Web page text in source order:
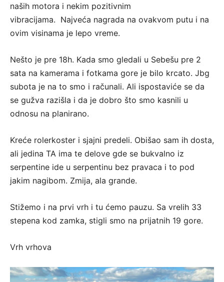
naših motora i nekim pozitivnim
vibracijama. Najveća nagrada na ovakvom putu i na
ovim visinama je lepo vreme.
Nešto je pre 18h. Kada smo gledali u Sebešu pre 2
sata na kamerama i fotkama gore je bilo krcato. Jbg
subota je na to smo i računali. Ali ispostaviće se da
se gužva razišla i da je dobro što smo kasnili u
odnosu na planirano.
Kreće rolerkoster i sjajni predeli. Obišao sam ih dosta,
ali jedina TA ima te delove gde se bukvalno iz
serpentine ide u serpentinu bez pravaca i to pod
jakim nagibom. Zmija, ala grande.
Stižemo i na prvi vrh i tu ćemo pauzu. Sa vrelih 33
stepena kod zamka, stigli smo na prijatnih 19 gore.
Vrh vrhova